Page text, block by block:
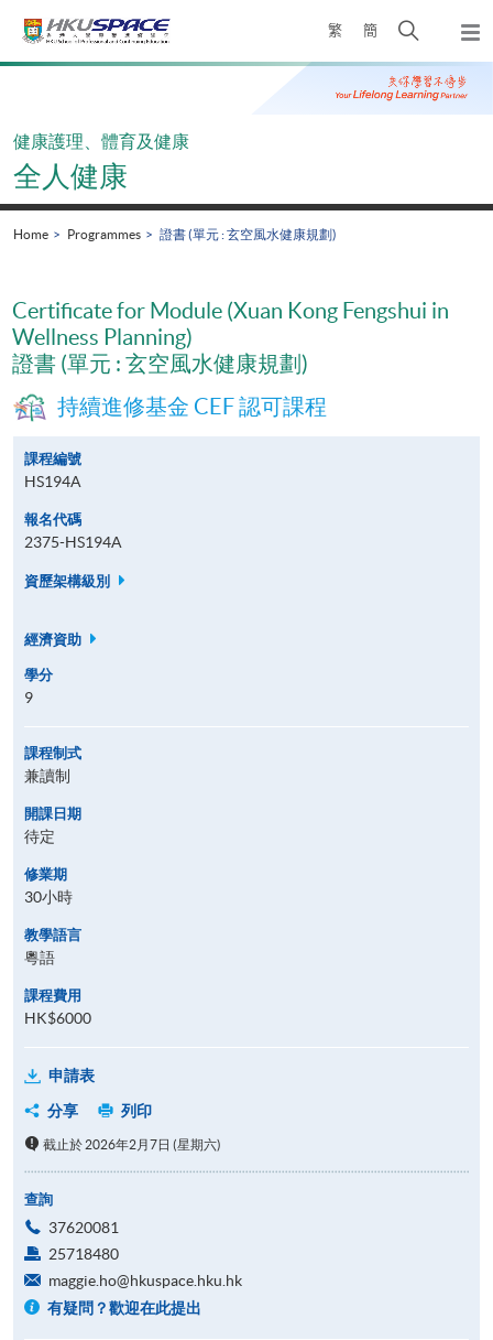
繁 簡
Open
search
panel
Main
健康護理、體育及健康
全人健康
Home Programmes 證書 (單元 : 玄空風水健康規劃)
Certificate for Module (Xuan Kong Fengshui in
Wellness Planning)
證書 (單元 : 玄空風水健康規劃)
持續進修基金 CEF 認可課程
課程編號
HS194A
報名代碼
2375-HS194A
資歷架構級別
經濟資助
學分
9
課程制式
兼讀制
開課日期
待定
修業期
30小時
教學語言
粵語
課程費用
HK$6000
申請表
分享
列印
截止於 2026年2月7日 (星期六)
查詢
37620081
25718480
maggie.ho@hkuspace.hku.hk
有疑問？歡迎在此提出